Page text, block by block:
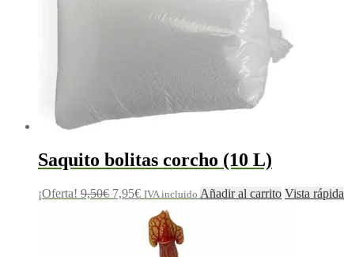
Saquito bolitas corcho (10 L)
¡Oferta! 9,50€ El
original
7,95€El
precio
actual
es:
7,95€.
IVA incluido Añadir al carrito Vista rápida